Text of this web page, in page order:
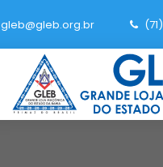
gleb@gleb.org.br